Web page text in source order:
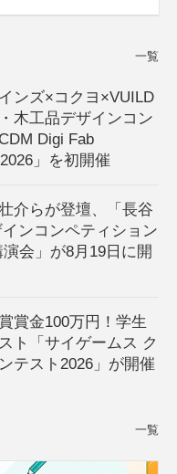
一覧
ンズ×コクヨ×VUILD
木工品デザインコン
Digi Fab
」を初開催
介らが登壇、「長谷
ンコンペティション
会」が8月19日に開
賞金100万円！学生
ト「サイゲームス ク
テスト2026」が開催
一覧